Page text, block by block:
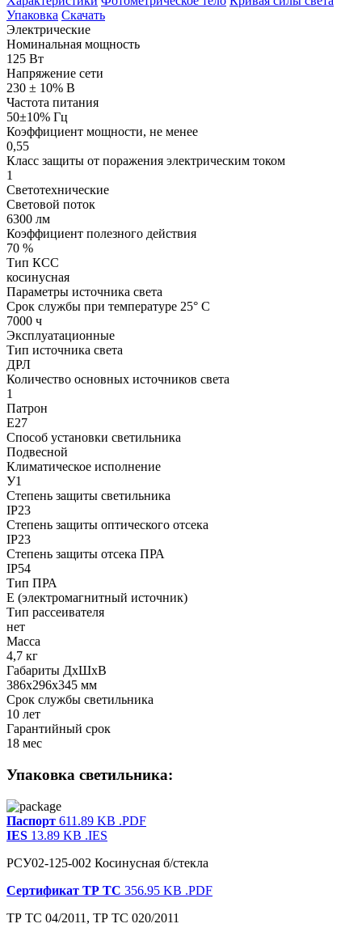
Упаковка Скачать
Электрические
Номинальная мощность
125 Вт
Напряжение сети
230 ± 10% В
Частота питания
50±10% Гц
Коэффициент мощности, не менее
0,55
Класс защиты от поражения электрическим током
1
Светотехнические
Световой поток
6300 лм
Коэффициент полезного действия
70 %
Тип КСС
косинусная
Параметры источника света
Срок службы при температуре 25° С
7000 ч
Эксплуатационные
Тип источника света
ДРЛ
Количество основных источников света
1
Патрон
Е27
Способ установки светильника
Подвесной
Климатическое исполнение
У1
Степень защиты светильника
IP23
Степень защиты оптического отсека
IP23
Степень защиты отсека ПРА
IP54
Тип ПРА
E (электромагнитный источник)
Тип рассеивателя
нет
Масса
4,7 кг
Габариты ДхШхВ
386x296x345 мм
Срок службы светильника
10 лет
Гарантийный срок
18 мес
Упаковка светильника:
Паспорт 611.89 KB .PDF
IES 13.89 KB .IES
РСУ02-125-002 Косинусная б/стекла
Сертификат ТР ТС 356.95 KB .PDF
ТР ТС 04/2011, ТР ТС 020/2011